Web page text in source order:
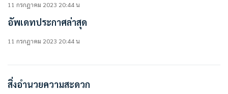
สิ่งอำนวยความสะดวกในโครงการ
• Lobby
• สระว่ายน้ำระบบเกลือ
• สวนลอยฟ้า พร้อมพื้นที่พักผ่อน
11 กรกฎาคม 2023 20:44 น
อัพเดทประกาศล่าสุด
11 กรกฎาคม 2023 20:44 น
สิ่งอำนวยความสะดวก